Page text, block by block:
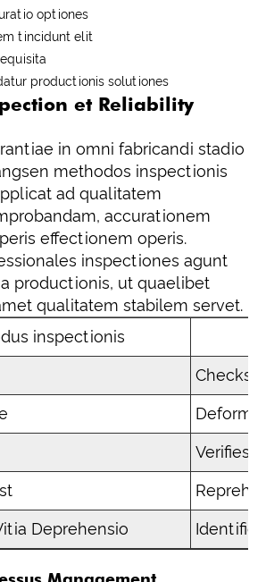
optiones
tincidunt elit
productionis solutiones
et Reliability
in omni fabricandi stadio
methodos inspectionis
ad qualitatem
accurationem
effectionem operis.
inspectiones agunt
productionis, ut quaelibet
qualitatem stabilem servet.
inspectionis
Checks
Verifies
Deprehensio